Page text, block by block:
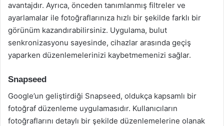
avantajdır. Ayrıca, önceden tanımlanmış filtreler ve
ayarlamalar ile fotoğraflarınıza hızlı bir şekilde farklı bir
görünüm kazandırabilirsiniz. Uygulama, bulut
senkronizasyonu sayesinde, cihazlar arasında geçiş
yaparken düzenlemelerinizi kaybetmemenizi sağlar.
Snapseed
Google’un geliştirdiği Snapseed, oldukça kapsamlı bir
fotoğraf düzenleme uygulamasıdır. Kullanıcıların
fotoğraflarını detaylı bir şekilde düzenlemelerine olanak